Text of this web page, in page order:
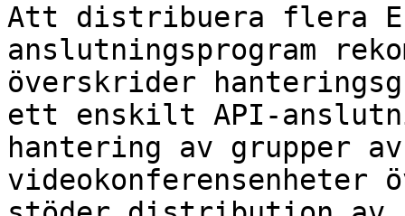
Att distribuera flera
anslutningsprogram
överskrider
ett enskilt API-
hantering av grupper
videokonferensenheter